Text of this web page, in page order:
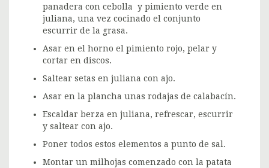
panadera con cebolla y pimiento verde en
juliana, una vez cocinado el conjunto
escurrir de la grasa.
Asar en el horno el pimiento rojo, pelar y
cortar en discos.
Saltear setas en juliana con ajo.
Asar en la plancha unas rodajas de calabacín.
Escaldar berza en juliana, refrescar, escurrir
y saltear con ajo.
Poner todos estos elementos a punto de sal.
Montar un milhojas comenzado con la patata